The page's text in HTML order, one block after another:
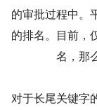
的审批过程中。
的排名。目前，
名，那
对于长尾关键字